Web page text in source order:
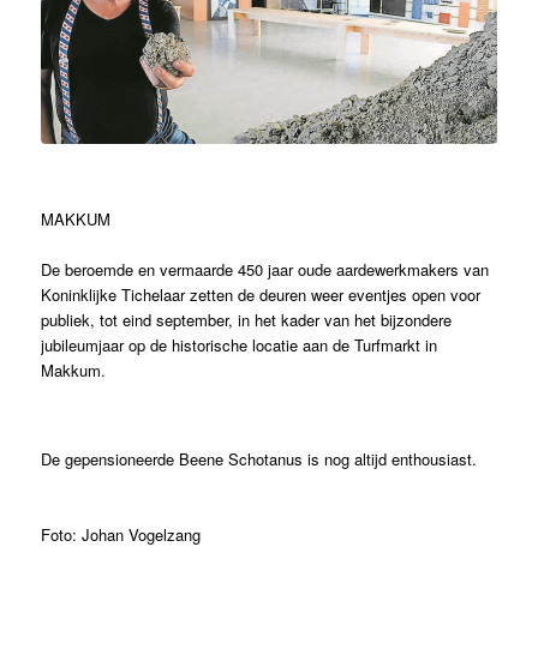
MAKKUM
De beroemde en vermaarde 450 jaar oude aardewerkmakers van
Koninklijke Tichelaar zetten de deuren weer eventjes open voor
publiek, tot eind september, in het kader van het bijzondere
jubileumjaar op de historische locatie aan de Turfmarkt in
Makkum.
De gepensioneerde Beene Schotanus is nog altijd enthousiast.
Foto: Johan Vogelzang